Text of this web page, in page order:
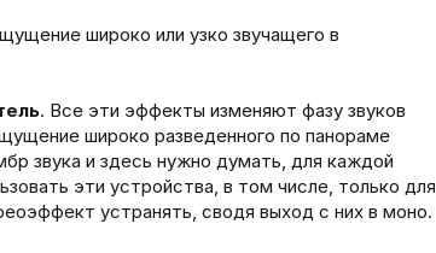
широко или узко звучащего в
. Все эти эффекты изменяют фазу звуков
широко разведенного по панораме
звука и здесь нужно думать, для каждой
эти устройства, в том числе, только для
устранять, сводя выход с них в моно.